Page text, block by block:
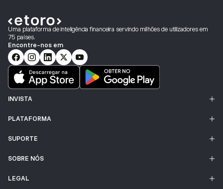
Uma plataforma de inteligência financeira servindo milhões de utilizadores em
75 países.
Encontre-nos em
INVISTA
PLATAFORMA
SUPORTE
SOBRE NÓS
LEGAL